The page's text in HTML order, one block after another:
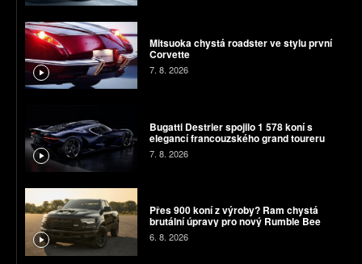
Mitsuoka chystá roadster ve stylu první
Corvette
7. 8. 2026
Bugatti Destrier spojilo 1 578 koní s
elegancí francouzského grand toureru
7. 8. 2026
Přes 900 koní z výroby? Ram chystá
brutální úpravy pro nový Rumble Bee
6. 8. 2026